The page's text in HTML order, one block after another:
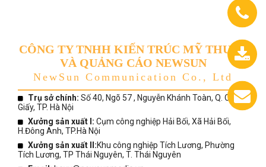
CÔNG TY TNHH KIẾN TRÚC MỸ THUẬT
VÀ QUẢNG CÁO NEWSUN
NewSun Communication Co., Ltd
Trụ sở chính: Số 40, Ngõ 57 , Nguyễn Khánh Toàn, Q. Cầu
Giấy, TP. Hà Nội
Xưởng sản xuất I: Cụm công nghiệp Hải Bối, Xã Hải Bối,
H.Đông Anh, TP.Hà Nội
Xưởng sản xuất II:Khu công nghiệp Tích Lương, Phường
Tích Lương, TP Thái Nguyên, T. Thái Nguyên
0933.558.488
với
tôi